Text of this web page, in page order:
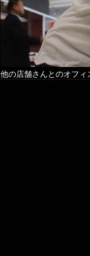
他の店舗さんとのオフィ